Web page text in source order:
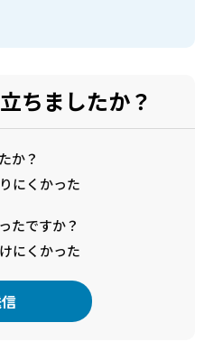
ちましたか？
か？
にくかった
たですか？
にくかった